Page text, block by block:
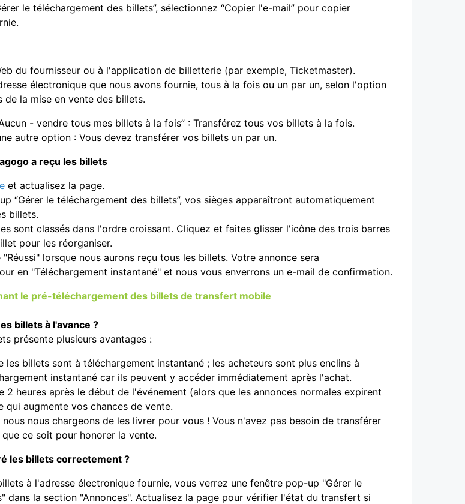
le téléchargement des billets”, sélectionnez “Copier l'e-mail” pour copier
du fournisseur ou à l'application de billetterie (par exemple, Ticketmaster).
électronique que nous avons fournie, tous à la fois ou un par un, selon l'option
la mise en vente des billets.
- vendre tous mes billets à la fois” : Transférez tous vos billets à la fois.
autre option : Vous devez transférer vos billets un par un.
a reçu les billets
et actualisez la page.
“Gérer le téléchargement des billets”, vos sièges apparaîtront automatiquement
billets.
sont classés dans l'ordre croissant. Cliquez et faites glisser l'icône des trois barres
pour les réorganiser.
lorsque nous aurons reçu tous les billets. Votre annonce sera
en "Téléchargement instantané" et nous vous enverrons un e-mail de confirmation.
le pré-téléchargement des billets de transfert mobile
billets à l'avance ?
présente plusieurs avantages :
les billets sont à téléchargement instantané ; les acheteurs sont plus enclins à
instantané car ils peuvent y accéder immédiatement après l'achat.
2 heures après le début de l'événement (alors que les annonces normales expirent
qui augmente vos chances de vente.
nous chargeons de les livrer pour vous ! Vous n'avez pas besoin de transférer
ce soit pour honorer la vente.
les billets correctement ?
à l'adresse électronique fournie, vous verrez une fenêtre pop-up "Gérer le
dans la section "Annonces". Actualisez la page pour vérifier l'état du transfert si